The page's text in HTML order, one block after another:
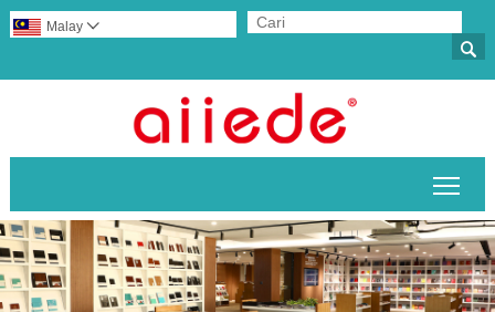

Malay 